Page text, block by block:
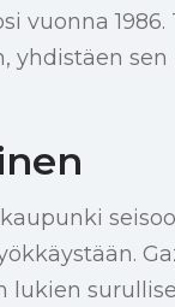
vuonna
yhdistäen
lukien